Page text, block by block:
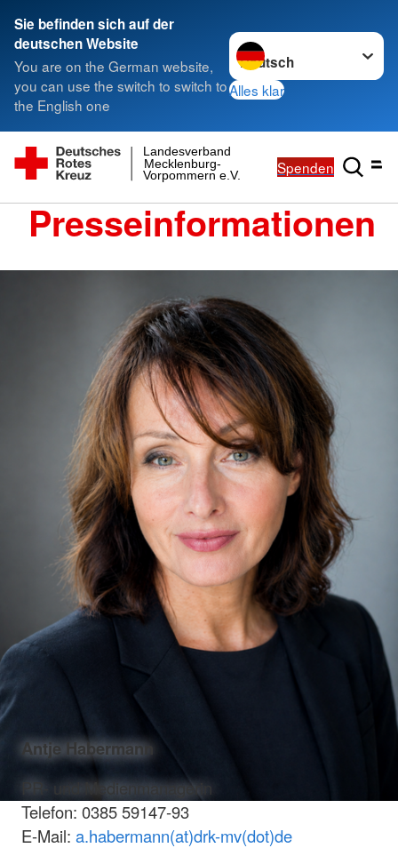
Sie befinden sich auf der
deutschen Website
You are on the German website,
you can use the switch to switch to
the English one
Sprache wechseln zu
Alles klar
Vorpommern e.V.
Mecklenburg-
Landesverband
Spenden
Presseinformationen
Antje Habermann
PR- und Medienmanagerin
Telefon: 0385 59147-93
E-Mail: a.habermann(at)drk-mv(dot)de